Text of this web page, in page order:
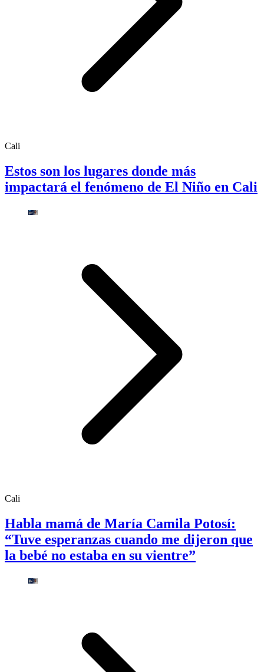
Cali
Estos son los lugares donde más
impactará el fenómeno de El Niño en Cali
Cali
Habla mamá de María Camila Potosí:
“Tuve esperanzas cuando me dijeron que
la bebé no estaba en su vientre”